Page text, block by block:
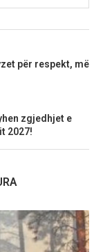
për respekt, më
zgjedhjet e
2027!